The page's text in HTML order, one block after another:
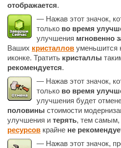
отображается.
— Нажав этот значок,
только во время
улучшения мгновенно
Ваших кристаллов уменьшится
иконке. Тратить кристаллы
рекомендуется.
— Нажав этот значок,
только во время
улучшения будет
половины стоимости
улучшения и терять, тем самым,
ресурсов крайне не
— Нажав этот значок,